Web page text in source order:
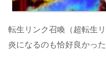
転生リンク召喚（超転生
炎になるのも恰好良かった